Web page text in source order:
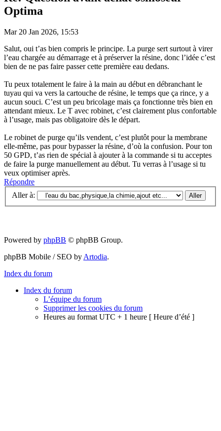
Optima
Mar 20 Jan 2026, 15:53
Salut, oui t’as bien compris le principe. La purge sert surtout à virer
l’eau chargée au démarrage et à préserver la résine, donc l’idée c’est
bien de ne pas faire passer cette première eau dedans.
Tu peux totalement le faire à la main au début en débranchant le
tuyau qui va vers la cartouche de résine, le temps que ça rince, y a
aucun souci. C’est un peu bricolage mais ça fonctionne très bien en
attendant mieux. Le T avec robinet, c’est clairement plus confortable
à l’usage, mais pas obligatoire dès le départ.
Le robinet de purge qu’ils vendent, c’est plutôt pour la membrane
elle-même, pas pour bypasser la résine, d’où la confusion. Pour ton
50 GPD, t’as rien de spécial à ajouter à la commande si tu acceptes
de faire la purge manuellement au début. Tu verras à l’usage si tu
veux optimiser après.
Répondre
Aller à:
Powered by phpBB © phpBB Group.
phpBB Mobile / SEO by Artodia.
Index du forum
Index du forum
L’équipe du forum
Supprimer les cookies du forum
Heures au format UTC + 1 heure [ Heure d’été ]